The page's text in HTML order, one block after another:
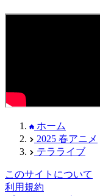
ホーム
2025 春アニメ
テラライブ
このサイトについて
利用規約